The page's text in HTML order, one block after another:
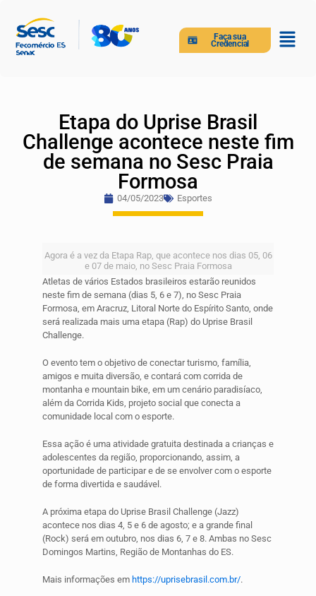
Faça sua
Credencial
Etapa do Uprise Brasil
Challenge acontece neste fim
de semana no Sesc Praia
Formosa
04/05/2023 Esportes
Agora é a vez da Etapa Rap, que acontece nos dias 05, 06
e 07 de maio, no Sesc Praia Formosa
Atletas de vários Estados brasileiros estarão reunidos
neste fim de semana (dias 5, 6 e 7), no Sesc Praia
Formosa, em Aracruz, Litoral Norte do Espírito Santo, onde
será realizada mais uma etapa (Rap) do Uprise Brasil
Challenge.
O evento tem o objetivo de conectar turismo, família,
amigos e muita diversão, e contará com corrida de
montanha e mountain bike, em um cenário paradisíaco,
além da Corrida Kids, projeto social que conecta a
comunidade local com o esporte.
Essa ação é uma atividade gratuita destinada a crianças e
adolescentes da região, proporcionando, assim, a
oportunidade de participar e de se envolver com o esporte
de forma divertida e saudável.
A próxima etapa do Uprise Brasil Challenge (Jazz)
acontece nos dias 4, 5 e 6 de agosto; e a grande final
(Rock) será em outubro, nos dias 6, 7 e 8. Ambas no Sesc
Domingos Martins, Região de Montanhas do ES.
Mais informações em https://uprisebrasil.com.br/.